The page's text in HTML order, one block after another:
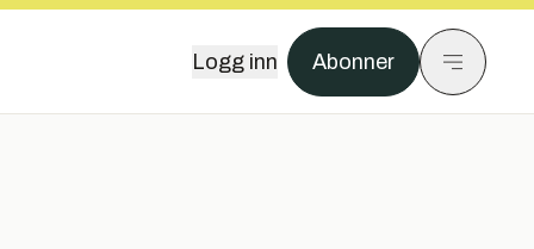
Logg inn Abonner